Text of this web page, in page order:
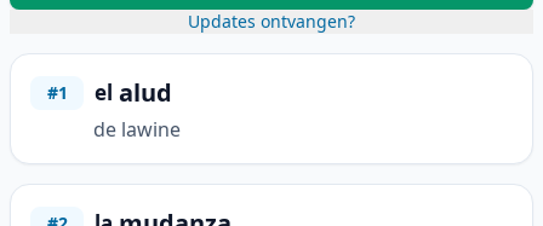
Updates ontvangen?
#1 el alud
de lawine